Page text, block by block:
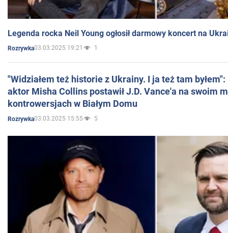
Legenda rocka Neil Young ogłosił darmowy koncert na
Rozrywka03.03.2025 19:21 1
"Widziałem też historie z Ukrainy. I ja też tam
aktor Misha Collins postawił J.D. Vance'a na swoim
kontrowersjach w Białym Domu
Rozrywka03.03.2025 15:55 5